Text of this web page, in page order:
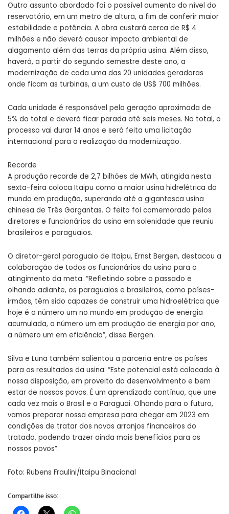
Outro assunto abordado foi o possível aumento do nível do
reservatório, em um metro de altura, a fim de conferir maior
estabilidade e potência. A obra custará cerca de R$ 4
milhões e não deverá causar impacto ambiental de
alagamento além das terras da própria usina. Além disso,
haverá, a partir do segundo semestre deste ano, a
modernização de cada uma das 20 unidades geradoras
onde ficam as turbinas, a um custo de US$ 700 milhões.
Cada unidade é responsável pela geração aproximada de
5% do total e deverá ficar parada até seis meses. No total, o
processo vai durar 14 anos e será feita uma licitação
internacional para a realização da modernização.
Recorde
A produção recorde de 2,7 bilhões de MWh, atingida nesta
sexta-feira coloca Itaipu como a maior usina hidrelétrica do
mundo em produção, superando até a gigantesca usina
chinesa de Três Gargantas. O feito foi comemorado pelos
diretores e funcionários da usina em solenidade que reuniu
brasileiros e paraguaios.
O diretor-geral paraguaio de Itaipu, Ernst Bergen, destacou a
colaboração de todos os funcionários da usina para o
atingimento da meta. “Refletindo sobre o passado e
olhando adiante, os paraguaios e brasileiros, como países-
irmãos, têm sido capazes de construir uma hidroelétrica que
hoje é a número um no mundo em produção de energia
acumulada, a número um em produção de energia por ano,
a número um em eficiência”, disse Bergen.
Silva e Luna também salientou a parceria entre os países
para os resultados da usina: “Este potencial está colocado à
nossa disposição, em proveito do desenvolvimento e bem
estar de nossos povos. É um aprendizado contínuo, que une
cada vez mais o Brasil e o Paraguai. Olhando para o futuro,
vamos preparar nossa empresa para chegar em 2023 em
condições de tratar dos novos arranjos financeiros do
tratado, podendo trazer ainda mais benefícios para os
nossos povos”.
Foto: Rubens Fraulini/Itaipu Binacional
Compartilhe isso: